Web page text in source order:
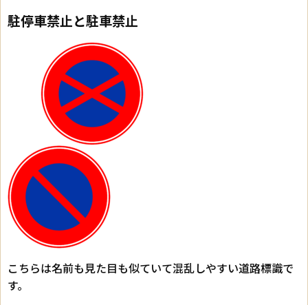
駐停車禁止と駐車禁止
こちらは名前も見た目も似ていて混乱しやすい道路標識で
す。